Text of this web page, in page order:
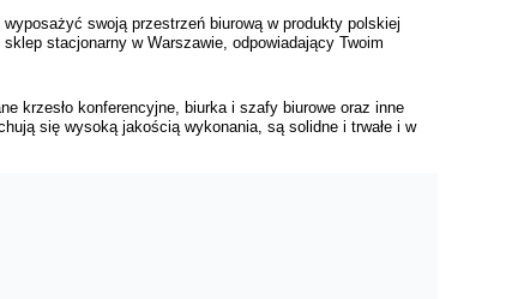
swoją przestrzeń biurową w produkty polskiej
stacjonarny w Warszawie, odpowiadający Twoim
krzesło konferencyjne, biurka i szafy biurowe oraz inne
się wysoką jakością wykonania, są solidne i trwałe i w